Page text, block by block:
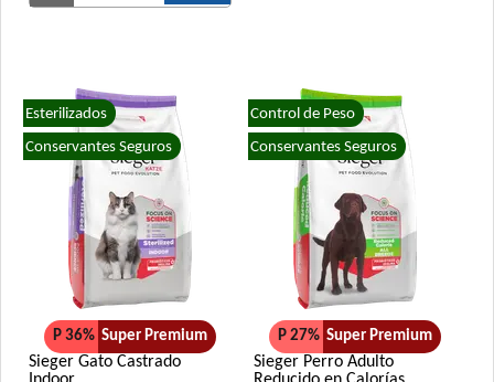
Esterilizados
Conservantes Seguros
P 36% Super Premium
Sieger Gato Castrado
Control de Peso
Conservantes Seguros
P 27% Super Premium
Sieger Perro Adulto